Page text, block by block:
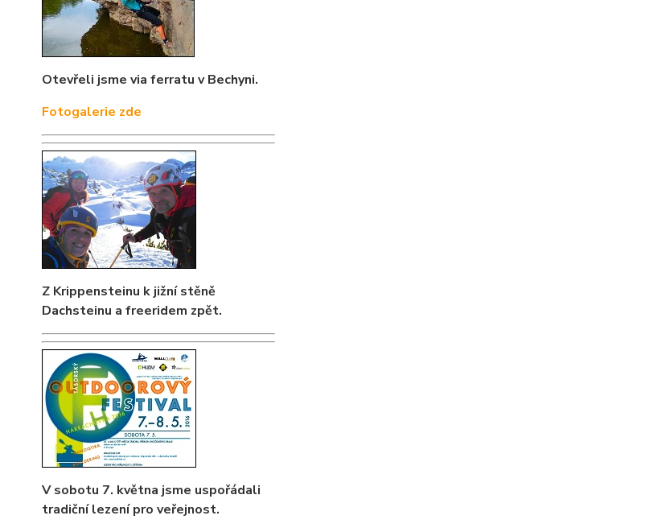
Otevřeli jsme via ferratu v Bechyni.
Fotogalerie zde
Z Krippensteinu k jižní stěně
Dachsteinu a freeridem zpět.
V sobotu 7. května jsme uspořádali
tradiční lezení pro veřejnost.